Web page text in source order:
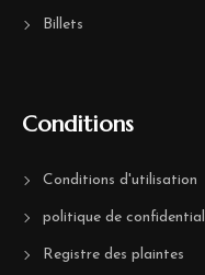
Billets
Conditions
Conditions d'utilisation
politique de
Registre des plaintes